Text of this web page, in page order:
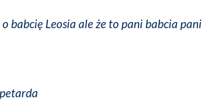
babcię Leosia ale że to pani babcia pani